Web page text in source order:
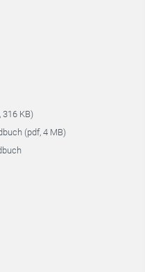
316 KB)
(pdf, 4 MB)